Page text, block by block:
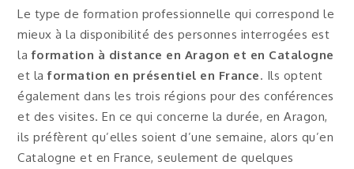
Le type de formation professionnelle qui correspond le
mieux à la disponibilité des personnes interrogées est
laformation à distance en Aragon et en Catalogne
et laformation en présentiel en France. Ils optent
également dans les trois régions pour des conférences
et des visites. En ce qui concerne la durée, en Aragon,
ils préfèrent qu’elles soient d’une semaine, alors qu’en
Catalogne et en France, seulement de quelques